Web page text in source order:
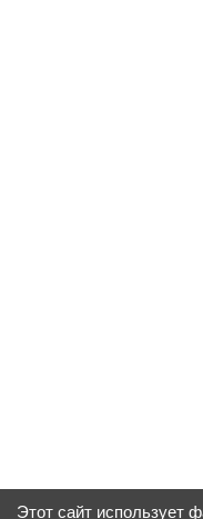
Этот сайт использует